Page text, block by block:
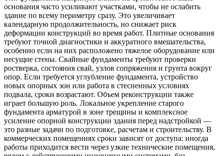
основания часто усиливают участками, чтобы не ослабить
здание по всему периметру сразу. Это увеличивает
календарную продолжительность, но снижает риск
деформации конструкций во время работ. Плитные основания
требуют точной диагностики и аккуратного вмешательства,
особенно если на них расположено тяжелое оборудование или
несущие стены. Свайные фундаменты требуют проверки
ростверка, состояния свай, узлов сопряжения и грунта вокруг
опор. Если требуется углубление фундамента, устройство
новых опорных зон или работа в стесненных условиях
подвала, сроки возрастают. Объем реконструкции также
играет большую роль. Локальное укрепление старого
фундамента арматурой в зоне трещины и комплексное
усиление опорной конструкции здания перед надстройкой —
это разные задачи по подготовке, расчетам и строительству. В
коммерческих помещениях сроки зависят от доступа: иногда
работы приходится вести через узкие технические помещения,